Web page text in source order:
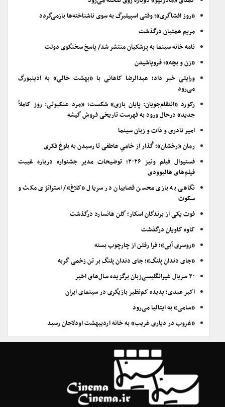
«روز افشاگری»؛ وقتی اسپیلبرگ به سوی ناشناخته‌ها بازمی‌گردد
مریم همتیان درگذشت
نامه خانه سینما به پزشکیان منتشر شد/ پاسخ سخنگوی دولت
«زن و بچه»؛ فروپاشیدن
ورایتی خبر داد؛ عبدالرضا کاهانی با «بهشت خالی» به ادینبورگ
می‌رود
رکورد «انتقام‌جویان: پایان بازی» شکست؛ «مرد عنکبوتی: روز کاملاً
جدید» درحال ورود به فهرست تاریخی فروش گیشه
امیر نادری و ذات و زبان سینما
رمان «رخشان»؛ گُذار از خامیِ عاطفی تا رسیدن به بلوغ فکری
فستیوال فیلم ونیز ۲۰۲۶؛ توضیحات مدیر جشنواره درباره غیبت
فیلم‌های هالیوودی
نگاهی به بازی محسن قصابیان در سریال «کلاغ»/ استراتژی مکث و
سکوت
فوت یکی از برندگان اسکار؛ گلن هانسارد درگذشت
کاوه کاویان درگذشت
«روسری آبی»؛ فرا رفتن از چارچوب بسته
«جای دندان پلنگ»؛ جای دندان پلنگ بر تن زخمی گربه
۲۰ سریال غیرانگلیسی‌زبان برگزیده سال‌های اخیر
اکبر عبدی؛ پدیده کم‌نظیر بازیگری در سینمای ایران
«سامی» به ایتالیا می‌رود
«غروب در دیاری غریب» به خانه اردیبهشت اودلاجان رسید